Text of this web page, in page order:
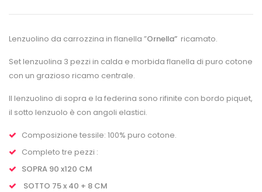
Lenzuolino da carrozzina in flanella ”Ornella” ricamato.
Set lenzuolina 3 pezzi in calda e morbida flanella di puro cotone
con un grazioso ricamo centrale.
Il lenzuolino di sopra e la federina sono rifinite con bordo piquet,
il sotto lenzuolo è con angoli elastici.
Composizione tessile: 100% puro cotone.
Completo tre pezzi :
SOPRA 90 x120 CM
SOTTO 75 x 40 + 8 CM